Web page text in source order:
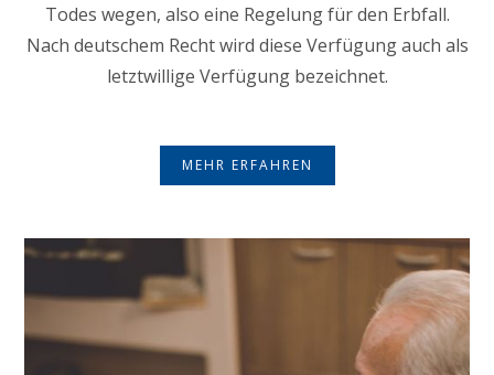
Todes wegen, also eine Regelung für den Erbfall.
Nach deutschem Recht wird diese Verfügung auch als
letztwillige Verfügung bezeichnet.
MEHR ERFAHREN